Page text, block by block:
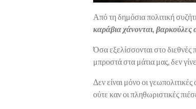
Από τη δημόσια πολιτική
καράβια χάνονται, βαρκούλες
Όσα εξελίσσονται στο διεθνές
μπροστά στα μάτια μας, δεν
Δεν είναι μόνο οι
ούτε καν οι πληθωριστικές